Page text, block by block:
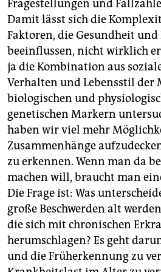
Bezahlt wird das Projekt vom
Bundesforschungsministerium,
der Helmholtz-Gemeinschaft
Forschungszentren.
Fragestellungen und
Damit lässt sich die
Faktoren, die Gesundheit
beeinflussen, nicht wirklich
ja die Kombination aus
Verhalten und Lebensstil der
biologischen und
genetischen Markern
haben wir viel mehr
Zusammenhänge
zu erkennen. Wenn man da
machen will, braucht man
Die Frage ist: Was
große Beschwerden alt
die sich mit chronischen
herumschlagen? Es geht
und die Früherkennung zu